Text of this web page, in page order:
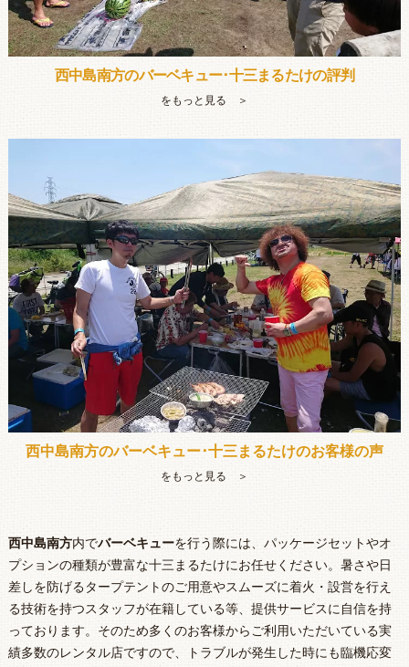
西中島南方のバーベキュー･十三まるたけの評判
をもっと見る ＞
西中島南方のバーベキュー･十三まるたけのお客様の声
をもっと見る ＞
西中島南方内でバーベキューを行う際には、パッケージセットやオ
プションの種類が豊富な十三まるたけにお任せください。暑さや日
差しを防げるタープテントのご用意やスムーズに着火・設営を行え
る技術を持つスタッフが在籍している等、提供サービスに自信を持
っております。そのため多くのお客様からご利用いただいている実
績多数のレンタル店ですので、トラブルが発生した時にも臨機応変